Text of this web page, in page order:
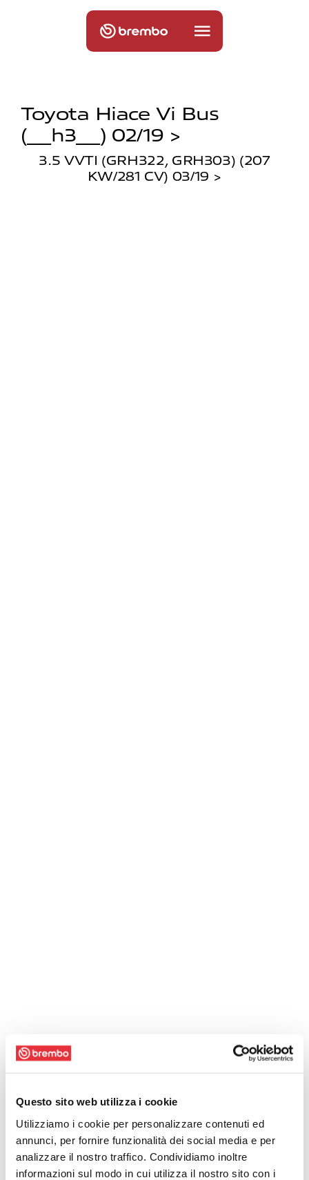
Questo sito web utilizza i cookie
Utilizziamo i cookie per personalizzare contenuti ed
annunci, per fornire funzionalità dei social media e per
analizzare il nostro traffico. Condividiamo inoltre
informazioni sul modo in cui utilizza il nostro sito con i
Toyota Hiace Vi Bus
(__h3__) 02/19 >
3.5 VVTI (GRH322, GRH303) (207
KW/281 CV) 03/19 >